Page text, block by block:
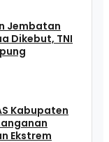
Jembatan
Dikebut, TNI
Kabupaten
Ekstrem